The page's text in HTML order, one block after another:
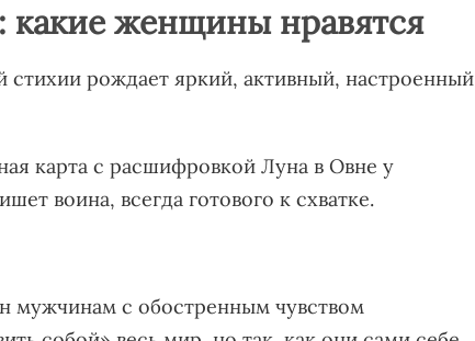
женщины нравятся
рождает яркий, активный, настроенный
карта с расшифровкой Луна в Овне у
воина, всегда готового к схватке.
мужчинам с обостренным чувством